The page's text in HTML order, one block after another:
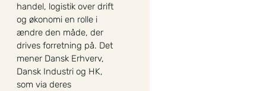
handel, logistik over drift
og økonomi en rolle i
ændre den måde, der
drives forretning på. Det
mener Dansk Erhverv,
Dansk Industri og HK,
som via deres